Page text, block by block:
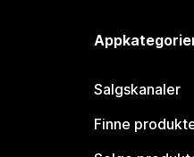
Salgskanaler
Finne